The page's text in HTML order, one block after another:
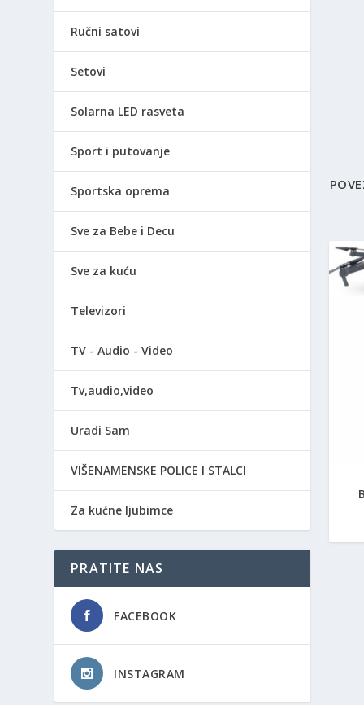
Ručni satovi
Setovi
Solarna LED rasveta
Sport i putovanje
Sportska oprema
Sve za Bebe i Decu
Sve za kuću
Televizori
TV - Audio - Video
Tv,audio,video
Uradi Sam
VIŠENAMENSKE POLICE I STALCI
Za kućne ljubimce
PRATITE NAS
FACEBOOK
INSTAGRAM